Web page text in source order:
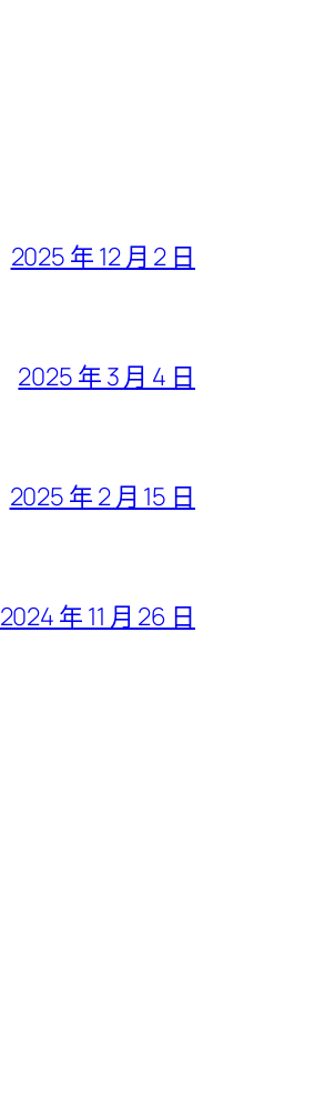
2025 年 12 月 2 日
2025 年 3 月 4 日
2025 年 2 月 15 日
2024 年 11 月 26 日